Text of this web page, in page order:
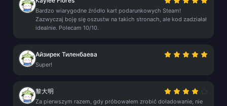
Bardzo wiarygodne źródło kart podarunkowych Steam!
Zazwyczaj boję się oszustw na takich stronach, ale kod zadziałał
idealnie. Polecam 10/10.
Айзирек Тиленбаева
Super!
黎大明
Za pierwszym razem, gdy próbowałem zrobić doładowanie, nie